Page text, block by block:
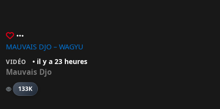
MAUVAIS DJO – WAGYU
VIDÉO • il y a 23 heures
Mauvais Djo
133K